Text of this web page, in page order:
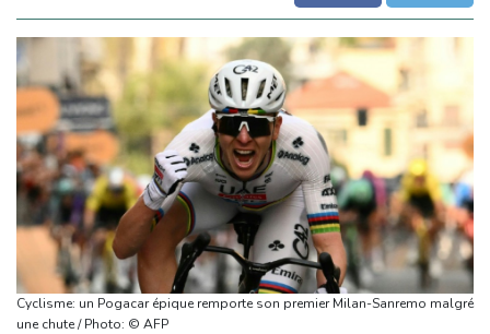
Cyclisme: un Pogacar épique remporte son premier Milan-Sanremo malgré
une chute / Photo: © AFP